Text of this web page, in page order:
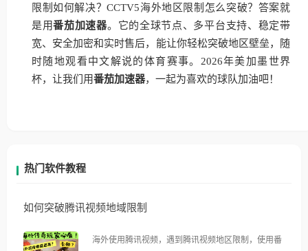
限制如何解决？CCTV5海外地区限制怎么突破？答案就
是用番茄加速器。它的全球节点、多平台支持、稳定带
宽、安全加密和实时售后，能让你轻松突破地区壁垒，随
时随地观看中文解说的体育赛事。2026年美加墨世界
杯，让我们用番茄加速器，一起为喜欢的球队加油吧！
热门软件教程
如何突破腾讯视频地域限制
海外使用腾讯视频，遇到腾讯视频地区限制，使用番